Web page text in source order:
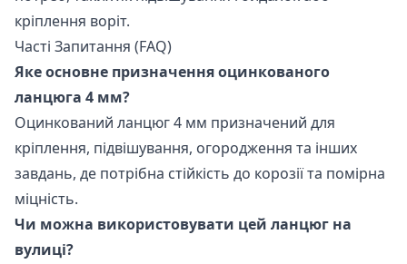
кріплення воріт.
Часті Запитання (FAQ)
Яке основне призначення оцинкованого
ланцюга 4 мм?
Оцинкований ланцюг 4 мм призначений для
кріплення, підвішування, огородження та інших
завдань, де потрібна стійкість до корозії та помірна
міцність.
Чи можна використовувати цей ланцюг на
вулиці?